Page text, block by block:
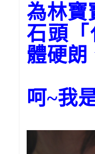
為林寶
石頭
體硬朗
呵~我